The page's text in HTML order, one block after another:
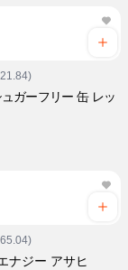
ガーフリー 缶 レッ
ナジー アサヒ